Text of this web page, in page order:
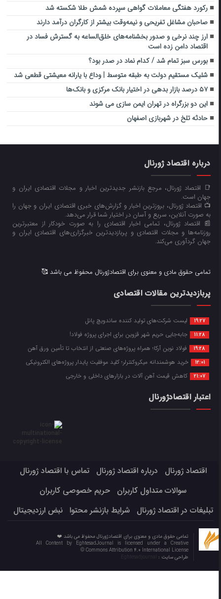
رکورد هفتگی معاملات گواهی سپرده شمش طلا شکسته شد
صاحبان مشاغل تفریحی و نیمه‌وقت بیشتر از کارگران درآمد دارند
ارز چند نرخی و صدور بخشنامه‌های خلق‌الساعه به گسترش فساد در
اقتصاد دامن زده است
بورس سبز تمام شد / کدام نماد در صدر بود؟
شلیک مستقیم دولت به طبقه متوسط | وداع با یارانه معیشتی قطعی شد
۵۷ درصد بازار بدهی در اختیار بانک مرکزی و بانک‌ها
این دو بزرگراه در تهران ایمن سازی می شوند
حادثه تلخ در شهربازی اصفهان
درباره اقتصاد ژورنال
📑 اقتصاد ژورنال، مرجع بازنشر جدیدترین اخبار و مجلات اقتصادی ایران و
جهان است.
📺 اقتصاد ژورنال، بروزترین اخبار و گزارش‌های خبری اقتصادی ایران و جهان را
به صورت آنلاین، سریع و آسان در اختیار شما قرار می‌‌دهد.
📰 اقتصاد ژورنال، تمامی اخبار اقتصادی را به صورت خودکار از معتبرترین
روزنامه‌ها و مجلات اقتصادی و پربازدیدترین خبرگزاری‌های اقتصادی ایران و
جهان گردآوری می‌کند.
تمامی حقوق مادی و معنوی برای اقتصادژورنال محفوظ می باشد 🥰
پربازدیدترین مقالات اقتصادی
19:27 لیست شرکت‌های تولید کننده ساندویچ پانل
11:28 جابه‌جایی حریم شهر قزوین برای اجرای پروژه فولاد!
19:28 فولاد نوین آرکا؛ همراه پروژه‌های صنعتی از انتخاب تا تأمین ورق آهن
12:01 خرید هوشمندانه میکروکنترلر؛ کلید موفقیت پایدار پروژه‌های الکترونیکی
21:07 کاهش قیمت آهن آلات در بازارهای داخلی و خارجی
اعتبار اقتصادژورنال
اقتصاد ژورنال درباره اقتصاد ژورنال
تماس با اقتصاد ژورنال
سوالات متداول کاربران
حریم خصوصی کاربران
تبلیغات در اقتصاد ژورنال
شرایط بازنشر محتوا نبض ارزدیجیتال
تمامی حقوق مادی و معنوی برای اقتصادژورنال محفوظ می باشد ❤️
All Content by EghtesadJournal is licensed under a Creative
Commons Attribution 4.0 International License ©️
طراحی سایت :